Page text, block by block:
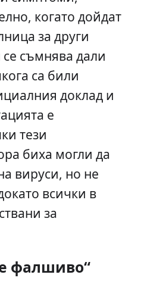
когато дойдат
за други
съмнява дали
са били
доклад и
е
тези
биха могли да
вируси, но не
всички в
за
фалшиво“